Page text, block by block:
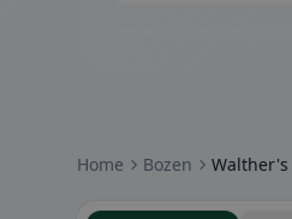
Home Bozen Walther's